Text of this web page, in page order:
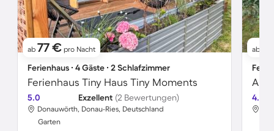
ab 77 € pro Nacht
Ferienhaus ∙ 4 Gäste ∙ 2 Schlafzimmer
Ferienhaus Tiny Haus Tiny Moments
5.0 Exzellent (2 Bewertungen)
Donauwörth, Donau-Ries, Deutschland
Garten
ab
4.5